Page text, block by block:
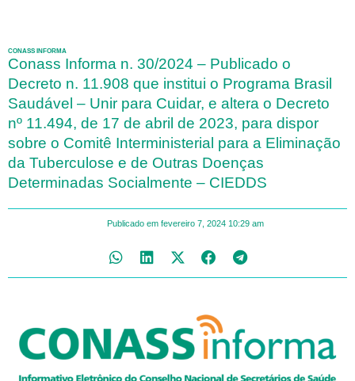
CONASS INFORMA
Conass Informa n. 30/2024 – Publicado o
Decreto n. 11.908 que institui o Programa Brasil
Saudável – Unir para Cuidar, e altera o Decreto
nº 11.494, de 17 de abril de 2023, para dispor
sobre o Comitê Interministerial para a Eliminação
da Tuberculose e de Outras Doenças
Determinadas Socialmente – CIEDDS
Publicado em fevereiro 7, 2024 10:29 am